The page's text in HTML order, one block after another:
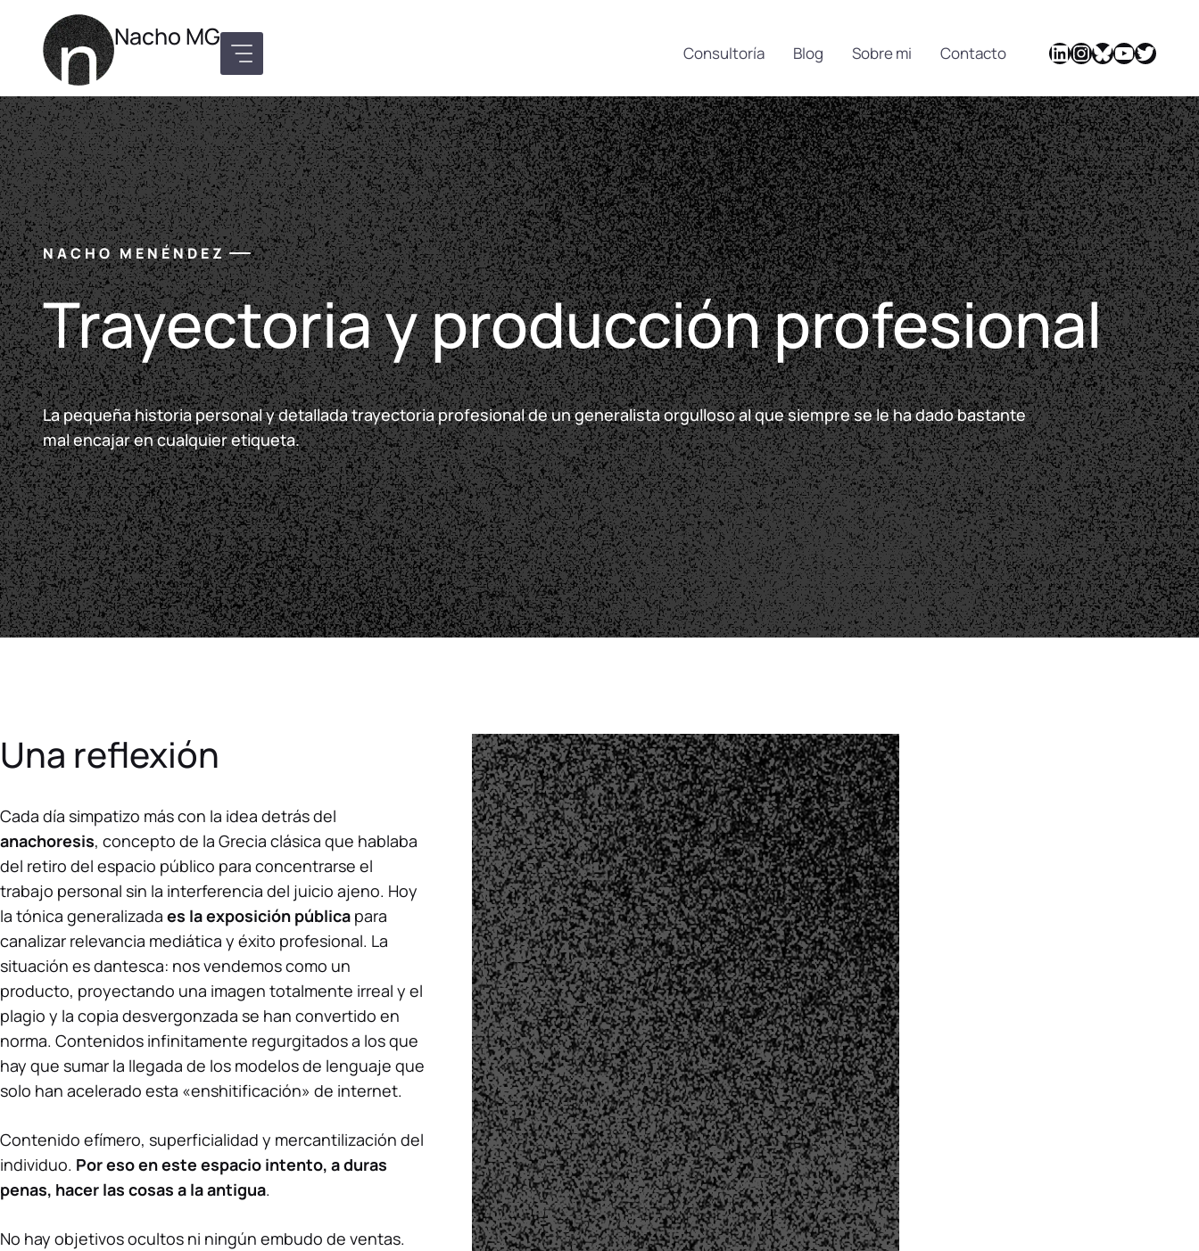
Nacho MG
Consultoría Blog Sobre mi Contacto
NACHO MENÉNDEZ
Trayectoria y producción profesional
La pequeña historia personal y detallada trayectoria profesional de un generalista orgulloso al que siempre se le ha dado bastante
mal encajar en cualquier etiqueta.
Una reflexión
Cada día simpatizo más con la idea detrás del
anachoresis, concepto de la Grecia clásica que hablaba
del retiro del espacio público para concentrarse el
trabajo personal sin la interferencia del juicio ajeno. Hoy
la tónica generalizada es la exposición pública para
canalizar relevancia mediática y éxito profesional. La
situación es dantesca: nos vendemos como un
producto, proyectando una imagen totalmente irreal y el
plagio y la copia desvergonzada se han convertido en
norma. Contenidos infinitamente regurgitados a los que
hay que sumar la llegada de los modelos de lenguaje que
solo han acelerado esta «enshitificación» de internet.
Contenido efímero, superficialidad y mercantilización del
individuo. Por eso en este espacio intento, a duras
penas, hacer las cosas a la antigua.
No hay objetivos ocultos ni ningún embudo de ventas.